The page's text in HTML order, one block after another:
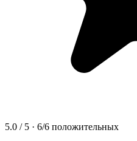
5.0 / 5 · 6/6 положительных